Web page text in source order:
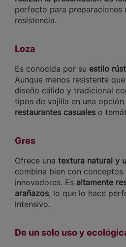
perfecto para preparaciones
resistencia.
Loza
Es conocida por su estilo
Aunque menos resistente
diseño cálido y tradicional
tipos de vajilla en una opción
restaurantes casuales o
Gres
Ofrece una textura natural y
combina bien con
innovadores. Es altamente
arañazos, lo que lo hace
intensivo.
De un solo uso y